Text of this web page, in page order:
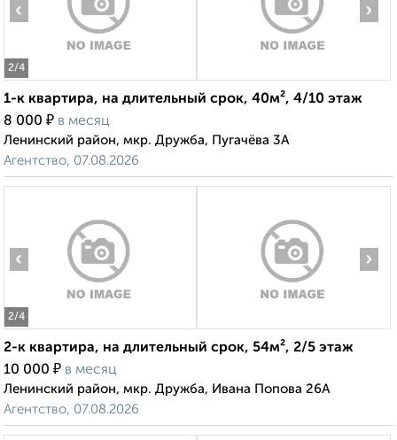
2/4
‹ ›
1-к квартира, на длительный срок, 40м², 4/10 этаж
8 000 ₽ в месяц
Ленинский район, мкр. Дружба, Пугачёва 3А
Агентство, 07.08.2026
2/4
‹ ›
2-к квартира, на длительный срок, 54м², 2/5 этаж
10 000 ₽ в месяц
Ленинский район, мкр. Дружба, Ивана Попова 26А
Агентство, 07.08.2026